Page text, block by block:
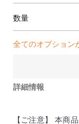
UC
フレーム
布服 着物
3Mサンデ
デカール
数量
全てのオプション
詳細情報
【ご注意】 本商